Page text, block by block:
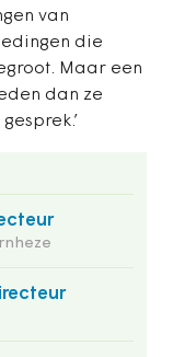
van
die
Maar een
dan ze